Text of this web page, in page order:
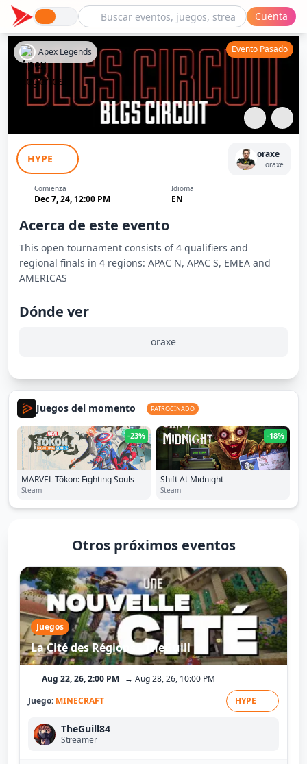
Cuenta
BLGS Qualifier #4 EMEA
Apex Legends Evento Pasado
HYPE oraxe
oraxe
Comienza
Dec 7, 24, 12:00 PM
Idioma
EN
Acerca de este evento
This open tournament consists of 4 qualifiers and
regional finals in 4 regions: APAC N, APAC S, EMEA and
AMERICAS
Dónde ver
oraxe
Juegos del momento PATROCINADO
-23%
MARVEL Tōkon: Fighting Souls
Steam
-18%
Shift At Midnight
Steam
Otros próximos eventos
Juegos
La Cité des Régions - TheGuill
Aug 22, 26, 2:00 PM → Aug 28, 26, 10:00 PM
Juego: MINECRAFT HYPE
TheGuill84
Streamer